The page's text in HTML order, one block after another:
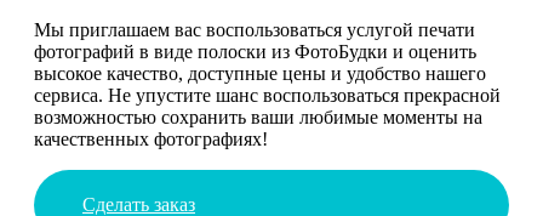
Мы приглашаем вас воспользоваться услугой печати
фотографий в виде полоски из ФотоБудки и оценить
высокое качество, доступные цены и удобство нашего
сервиса. Не упустите шанс воспользоваться прекрасной
возможностью сохранить ваши любимые моменты на
качественных фотографиях!
Сделать заказ